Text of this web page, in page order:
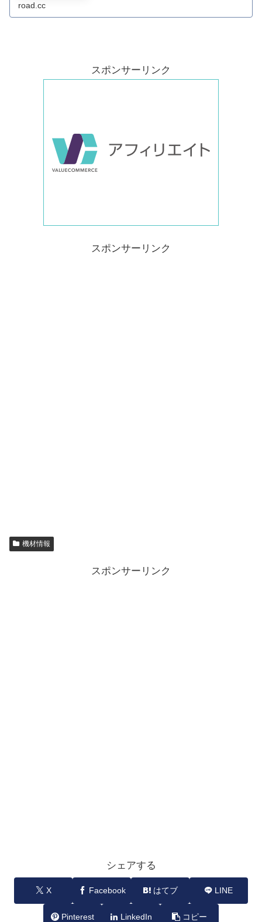
road.cc
スポンサーリンク
スポンサーリンク
機材情報
スポンサーリンク
シェアする
X Facebook はてブ LINE
Pinterest LinkedIn コピー